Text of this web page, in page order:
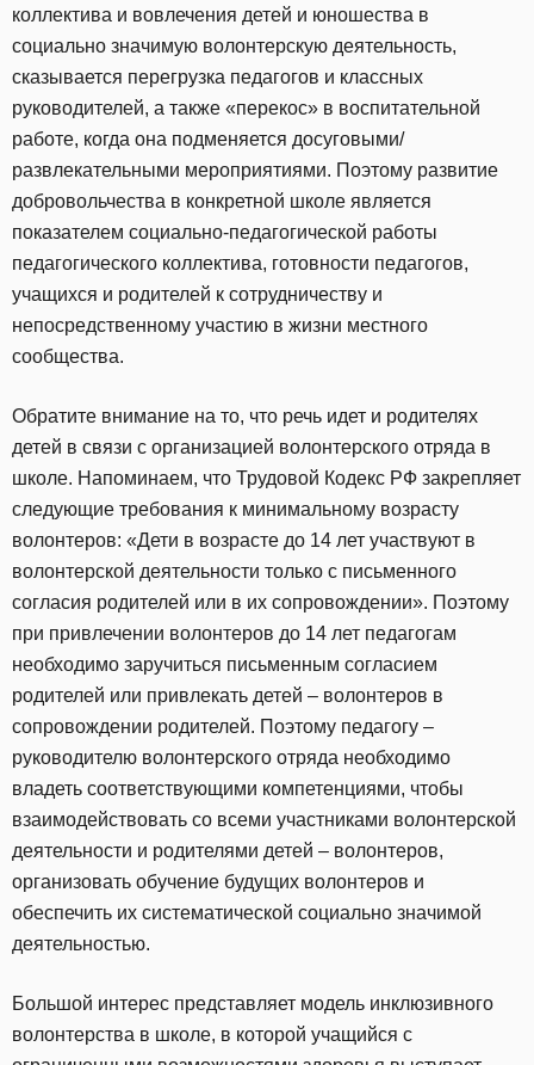
коллектива и вовлечения детей и юношества в
социально значимую волонтерскую деятельность,
сказывается перегрузка педагогов и классных
руководителей, а также «перекос» в воспитательной
работе, когда она подменяется досуговыми/
развлекательными мероприятиями. Поэтому развитие
добровольчества в конкретной школе является
показателем социально-педагогической работы
педагогического коллектива, готовности педагогов,
учащихся и родителей к сотрудничеству и
непосредственному участию в жизни местного
сообщества.
Обратите внимание на то, что речь идет и родителях
детей в связи с организацией волонтерского отряда в
школе. Напоминаем, что Трудовой Кодекс РФ закрепляет
следующие требования к минимальному возрасту
волонтеров: «Дети в возрасте до 14 лет участвуют в
волонтерской деятельности только с письменного
согласия родителей или в их сопровождении». Поэтому
при привлечении волонтеров до 14 лет педагогам
необходимо заручиться письменным согласием
родителей или привлекать детей – волонтеров в
сопровождении родителей. Поэтому педагогу –
руководителю волонтерского отряда необходимо
владеть соответствующими компетенциями, чтобы
взаимодействовать со всеми участниками волонтерской
деятельности и родителями детей – волонтеров,
организовать обучение будущих волонтеров и
обеспечить их систематической социально значимой
деятельностью.
Большой интерес представляет модель инклюзивного
волонтерства в школе, в которой учащийся с